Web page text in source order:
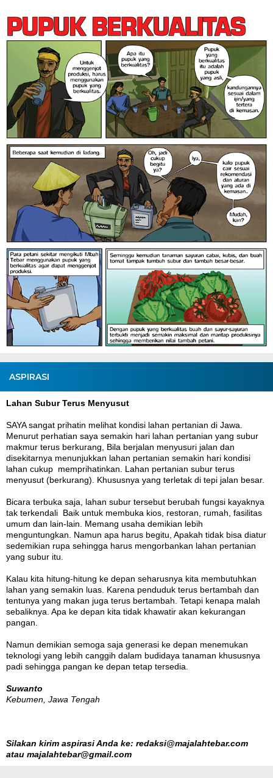
ASPIRASI
Lahan Subur Terus Menyusut
SAYA sangat prihatin melihat kondisi lahan pertanian di Jawa.
Menurut perhatian saya semakin hari lahan pertanian yang subur
makmur terus berkurang, Bila berjalan menyusuri jalan dan
disekitarnya menunjukkan lahan pertanian semakin hari kondisi
lahan cukup memprihatinkan. Lahan pertanian subur terus
menyusut (berkurang). Khususnya yang terletak di tepi jalan besar.
Bicara terbuka saja, lahan subur tersebut berubah fungsi kayaknya
tak terkendali Baik untuk membuka kios, restoran, rumah, fasilitas
umum dan lain-lain. Memang usaha demikian lebih
menguntungkan. Namun apa harus begitu, Apakah tidak bisa diatur
sedemikian rupa sehingga harus mengorbankan lahan pertanian
yang subur itu.
Kalau kita hitung-hitung ke depan seharusnya kita membutuhkan
lahan yang semakin luas. Karena penduduk terus bertambah dan
tentunya yang makan juga terus bertambah. Tetapi kenapa malah
sebaliknya. Apa ke depan kita tidak khawatir akan kekurangan
pangan.
Namun demikian semoga saja generasi ke depan menemukan
teknologi yang lebih canggih dalam budidaya tanaman khususnya
padi sehingga pangan ke depan tetap tersedia.
Suwanto
Kebumen, Jawa Tengah
Silakan kirim aspirasi Anda ke: redaksi@majalahtebar.com
atau majalahtebar@gmail.com